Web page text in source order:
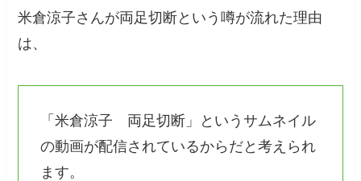
米倉涼子さんが両足切断という噂が流れた理由
は、
「米倉涼子 両足切断」というサムネイル
の動画が配信されているからだと考えられ
ます。